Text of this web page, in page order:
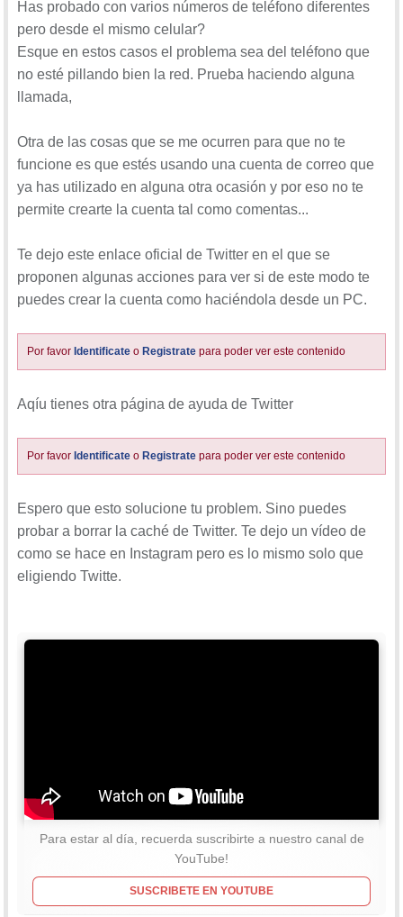
Has probado con varios números de teléfono diferentes
pero desde el mismo celular?
Esque en estos casos el problema sea del teléfono que
no esté pillando bien la red. Prueba haciendo alguna
llamada,
Otra de las cosas que se me ocurren para que no te
funcione es que estés usando una cuenta de correo que
ya has utilizado en alguna otra ocasión y por eso no te
permite crearte la cuenta tal como comentas...
Te dejo este enlace oficial de Twitter en el que se
proponen algunas acciones para ver si de este modo te
puedes crear la cuenta como haciéndola desde un PC.
Por favor Identificate o Registrate para poder ver este contenido
Aqíu tienes otra página de ayuda de Twitter
Por favor Identificate o Registrate para poder ver este contenido
Espero que esto solucione tu problem. Sino puedes
probar a borrar la caché de Twitter. Te dejo un vídeo de
como se hace en Instagram pero es lo mismo solo que
eligiendo Twitte.
Para estar al día, recuerda suscribirte a nuestro canal de
YouTube!
SUSCRIBETE EN YOUTUBE